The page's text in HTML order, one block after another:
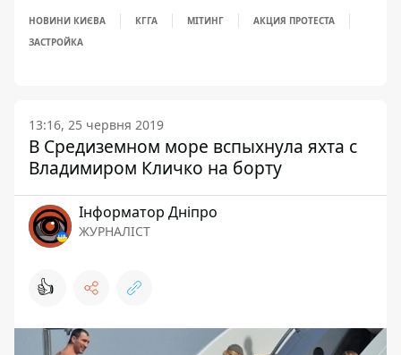
НОВИНИ КИЄВА КГГА МІТИНГ
АКЦИЯ ПРОТЕСТА
ЗАСТРОЙКА
13:16, 25 червня 2019
В Средиземном море вспыхнула яхта с
Владимиром Кличко на борту
Інформатор Дніпро
ЖУРНАЛІСТ
👍